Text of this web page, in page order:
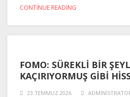
CONTINUE READING
FOMO: SÜREKLI BIR
KAÇIRIYORMUŞ GIBI
23 TEMMUZ 2026